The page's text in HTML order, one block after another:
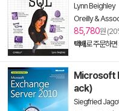
Lynn Beighley
Oreilly &
85,780원
택배로 주문하면
Microsoft
ack)
Siegfried